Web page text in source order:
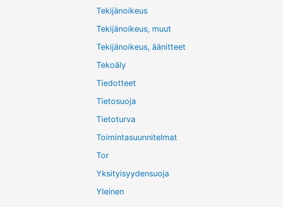
Tekijänoikeus
Tekijänoikeus, muut
Tekijänoikeus, äänitteet
Tekoäly
Tiedotteet
Tietosuoja
Tietoturva
Toimintasuunnitelmat
Tor
Yksityisyydensuoja
Yleinen